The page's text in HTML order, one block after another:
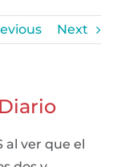
Next
al ver que el